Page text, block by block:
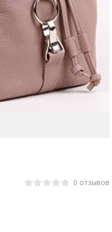
город
0 отзывов